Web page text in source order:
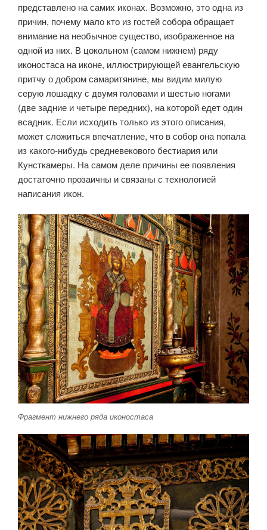
представлено на самих иконах. Возможно, это одна из
причин, почему мало кто из гостей собора обращает
внимание на необычное существо, изображенное на
одной из них. В цокольном (самом нижнем) ряду
иконостаса на иконе, иллюстрирующей евангельскую
притчу о добром самаритянине, мы видим милую
серую лошадку с двумя головами и шестью ногами
(две задние и четыре передних), на которой едет один
всадник. Если исходить только из этого описания,
может сложиться впечатление, что в собор она попала
из какого-нибудь средневекового бестиария или
Кунсткамеры. На самом деле причины ее появления
достаточно прозаичны и связаны с технологией
написания икон.
Фрагмент нижнего ряда иконостаса